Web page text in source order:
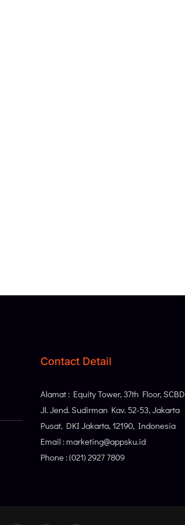
Contact Detail
Alamat : Equity Tower, 37th Floor, SCBD
Jl. Jend. Sudirman Kav. 52-53, Jakarta
Pusat, DKI Jakarta, 12190, Indonesia
Email : marketing@appsku.id
Phone : (021) 2927 7809